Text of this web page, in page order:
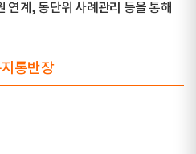
연계, 동단위 사례관리 등을 통해
통반장